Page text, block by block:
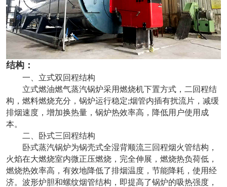
结构：
一、立式双回程结构
立式燃油燃气蒸汽锅炉采用燃烧机下置方式，二回程结
构，燃料燃烧充分，锅炉运行稳定;烟管内插有扰流片，减缓
排烟速度，增加换热量，锅炉热效率高，降低用户使用成
本。
二、卧式三回程结构
卧式蒸汽锅炉为锅壳式全湿背顺流三回程烟火管结构，
火焰在大燃烧室内微正压燃烧，完全伸展，燃烧热负荷低，
燃烧热效率高，有效地降低了排烟温度，节能降耗，使用经
济。波形炉胆和螺纹烟管结构，即提高了锅炉的吸热强度，